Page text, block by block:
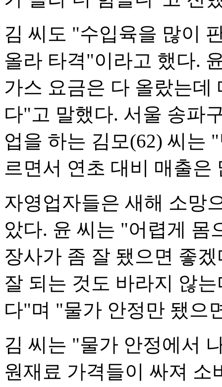
김 씨도 "수입육을 많이
올라 타격"이라고 했다.
가스 요금은 다 올랐는데
다"고 말했다. 서울 송파
업을 하는 김모(62) 씨는
르면서 연초 대비 매출은
자영업자들은 새해 소망
았다. 윤 씨는 "어렵게 몸
장사가 좀 잘 됐으면 좋
잘 되는 것도 바라지 않
다"며 "물가 안정만 됐으
김 씨는 "물가 안정에서
원재료 가격들이 싸져 소